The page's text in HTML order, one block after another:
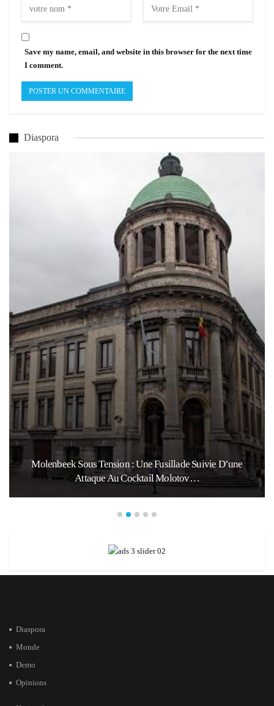
Save my name, email, and website in this browser for the next time
I comment.
Diaspora
Molenbeek Sous Tension : Une Fusillade Suivie D’une
Attaque Au Cocktail Molotov…
Diaspora
Monde
Demo
Opinions